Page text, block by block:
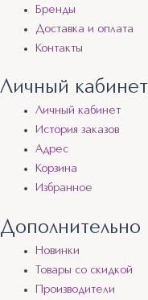
Бренды
Доставка и оплата
Контакты
Личный кабинет
Личный кабинет
История заказов
Адрес
Корзина
Избранное
Дополнительно
Новинки
Товары со скидкой
Производители